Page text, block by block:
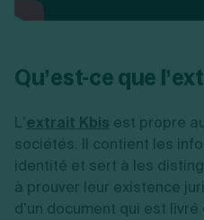
Qu’est-ce que
L’extrait Kbis est propre
sociétés. Il contient les
identité et sert à les
à prouver leur existence
d’un document qui est